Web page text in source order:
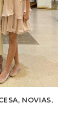
, NOVIAS,